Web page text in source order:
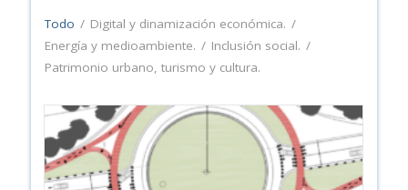
Todo / Digital y dinamización económica. /
Energía y medioambiente. / Inclusión social. /
Patrimonio urbano, turismo y cultura.